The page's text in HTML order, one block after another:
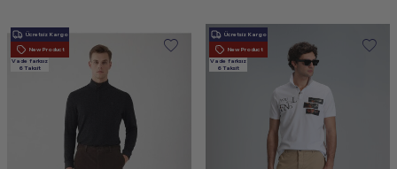
Ücretsiz Kargo
New Product
Vade farksız
6 Taksit
Ücretsiz Kargo
New Product
Vade farksız
6 Taksit